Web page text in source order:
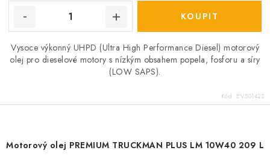
Vysoce výkonný UHPD (Ultra High Performance Diesel) motorový
olej pro dieselové motory s nízkým obsahem popela, fosforu a síry
(LOW SAPS).
Kód: EV501422
Motorový olej PREMIUM TRUCKMAN PLUS LM 10W40 209 L